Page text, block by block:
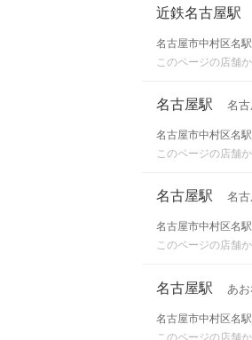
近鉄名古屋駅
名古屋市中村区名
このページの店舗
名古屋駅 名
名古屋市中村区名
このページの店舗
名古屋駅 名
名古屋市中村区名
このページの店舗
名古屋駅 あ
名古屋市中村区名
このページの店舗